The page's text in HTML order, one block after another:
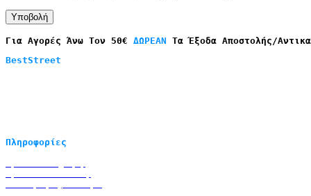
Για Αγορές Άνω Τον 50€ ΔΩΡΕΑΝ Τα Έξοδα Αποστολής/
Πληροφορίες